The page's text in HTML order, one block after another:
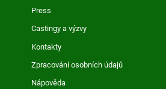
Press
Castingy a výzvy
Kontakty
Zpracování osobních údajů
Nápověda